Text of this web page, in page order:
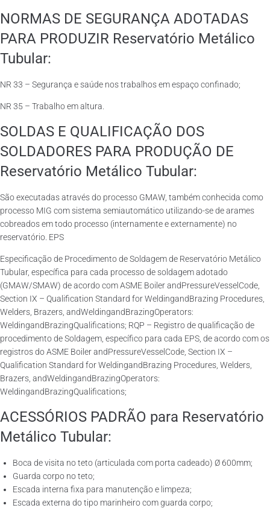
NORMAS DE SEGURANÇA ADOTADAS
PARA PRODUZIR Reservatório Metálico
Tubular:
NR 33 – Segurança e saúde nos trabalhos em espaço confinado;
NR 35 – Trabalho em altura.
SOLDAS E QUALIFICAÇÃO DOS
SOLDADORES PARA PRODUÇÃO DE
Reservatório Metálico Tubular:
São executadas através do processo GMAW, também conhecida como
processo MIG com sistema semiautomático utilizando-se de arames
cobreados em todo processo (internamente e externamente) no
reservatório. EPS
Especificação de Procedimento de Soldagem de Reservatório Metálico
Tubular, específica para cada processo de soldagem adotado
(GMAW/SMAW) de acordo com ASME Boiler andPressureVesselCode,
Section IX – Qualification Standard for WeldingandBrazing Procedures,
Welders, Brazers, andWeldingandBrazingOperators:
WeldingandBrazingQualifications; RQP – Registro de qualificação de
procedimento de Soldagem, específico para cada EPS, de acordo com os
registros do ASME Boiler andPressureVesselCode, Section IX –
Qualification Standard for WeldingandBrazing Procedures, Welders,
Brazers, andWeldingandBrazingOperators:
WeldingandBrazingQualifications;
ACESSÓRIOS PADRÃO para Reservatório
Metálico Tubular:
Boca de visita no teto (articulada com porta cadeado) Ø 600mm;
Guarda corpo no teto;
Escada interna fixa para manutenção e limpeza;
Escada externa do tipo marinheiro com guarda corpo;